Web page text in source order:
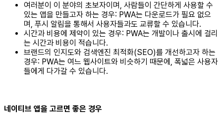
여러분이 이 분야의 초보자이며, 사람들이 간단하게 사용할 수
있는 앱을 만들고자 하는 경우: PWA는 다운로드가 필요 없으
며, 푸시 알림을 통해서 사용자들과도 교류할 수 있습니다.
시간과 비용에 제약이 있는 경우: PWA는 개발이나 출시에 걸리
는 시간과 비용이 적습니다.
브랜드의 인지도와 검색엔진 최적화(SEO)를 개선하고자 하는
경우: PWA는 여느 웹사이트와 비슷하기 때문에, 폭넓은 사용자
들에게 다가갈 수 있습니다.
네이티브 앱을 고르면 좋은 경우